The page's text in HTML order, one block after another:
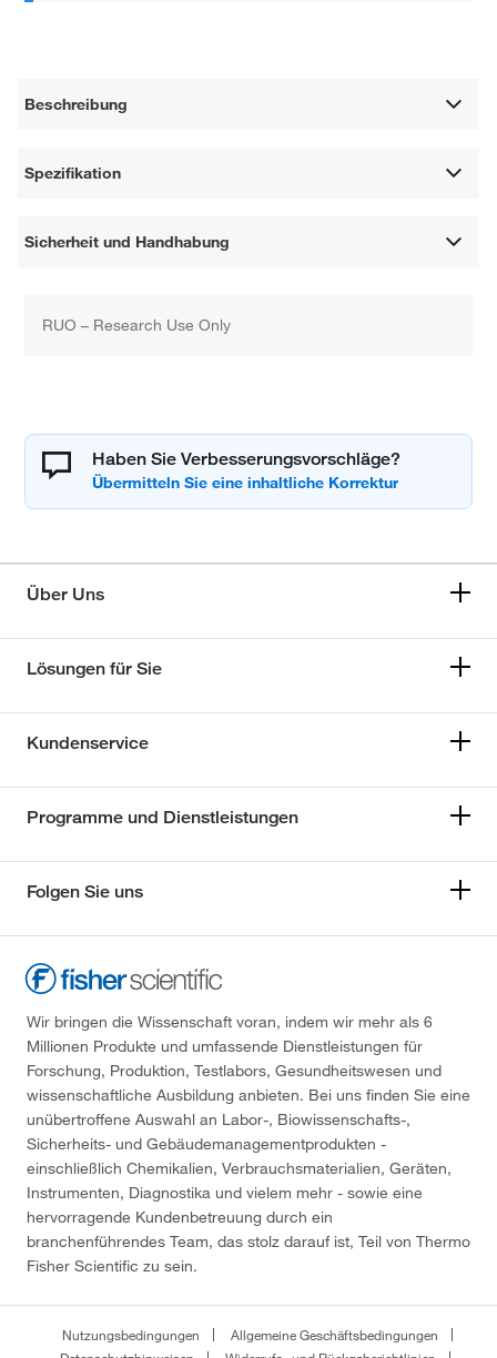
Beschreibung
Spezifikation
Sicherheit und Handhabung
RUO – Research Use Only
Haben Sie Verbesserungsvorschläge?
Über Uns
Lösungen für Sie
Kundenservice
Programme und Dienstleistungen
Folgen Sie uns
Wir bringen die Wissenschaft voran, indem wir mehr als 6
Millionen Produkte und umfassende Dienstleistungen für
Forschung, Produktion, Testlabors, Gesundheitswesen und
wissenschaftliche Ausbildung anbieten. Bei uns finden Sie eine
unübertroffene Auswahl an Labor-, Biowissenschafts-,
Sicherheits- und Gebäudemanagementprodukten -
einschließlich Chemikalien, Verbrauchsmaterialien, Geräten,
Instrumenten, Diagnostika und vielem mehr - sowie eine
hervorragende Kundenbetreuung durch ein
branchenführendes Team, das stolz darauf ist, Teil von Thermo
Fisher Scientific zu sein.
Nutzungsbedingungen
Allgemeine Geschäftsbedingungen